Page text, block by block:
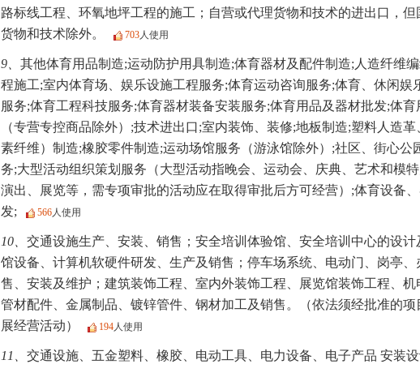
路标线工程、环氧地坪工程的施工；自营或代理货物和技术的进出口，
货物和技术除外。
703 人使用
9、 其他体育用品制造;运动防护用具制造;体育器材及配件制造;人造纤维
程施工;室内体育场、娱乐设施工程服务;体育运动咨询服务;体育、休闲娱
服务;体育工程科技服务;体育器材装备安装服务;体育用品及器材批发;体
（专营专控商品除外）;技术进出口;室内装饰、装修;地板制造;塑料人造
素纤维）制造;橡胶零件制造;运动场馆服务（游泳馆除外）;社区、街心公
务;大型活动组织策划服务（大型活动指晚会、运动会、庆典、艺术和模
演出、展览等，需专项审批的活动应在取得审批后方可经营）;体育设备
发;
566 人使用
10、 交通设施生产、安装、销售；安全培训体验馆、安全培训中心的设
馆设备、计算机软硬件研发、生产及销售；停车场系统、电动门、岗亭
售、安装及维护；建筑装饰工程、室内外装饰工程、展览馆装饰工程、机
管材配件、金属制品、镀锌管件、钢材加工及销售。（依法须经批准的
展经营活动）
194 人使用
11、 交通设施、五金塑料、橡胶、电动工具、电力设备、电子产品 安装